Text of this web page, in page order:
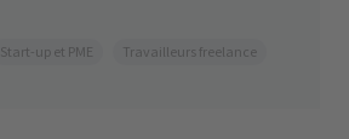
Start-up et PME Travailleurs freelance